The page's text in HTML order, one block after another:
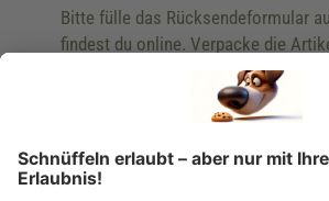
Bitte fülle das Rücksendeformular
findest du online. Verpacke die
anschließend sicher und klebe das
Rücksendeetikett auf das Paket.
dir in deinem Kundenkonto
Gast bestellt, schreibe uns eine Email
verkauf@schecker.de oder rufe zu